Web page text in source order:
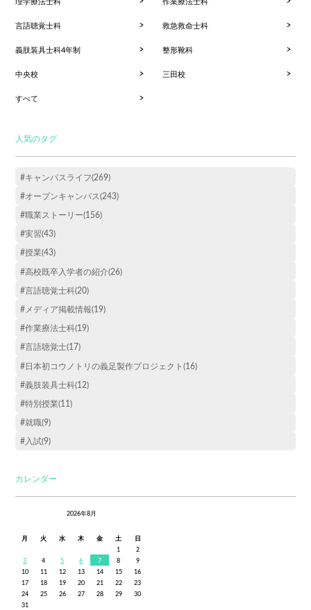
言語聴覚士科 救急救命士科
義肢装具士科4年制 整形靴科
中央校 三田校
すべて
人気のタグ
#キャンパスライフ(269)
#オープンキャンパス(243)
#職業ストーリー(156)
#実習(43)
#授業(43)
#高校既卒入学者の紹介(26)
#言語聴覚士科(20)
#メディア掲載情報(19)
#作業療法士科(19)
#言語聴覚士(17)
#日本初コウノトリの義足製作プロジェクト(16)
#義肢装具士科(12)
#特別授業(11)
#就職(9)
#入試(9)
カレンダー
2026年8月
月 火 水 木 金 土
日
1
2
3
4 5 6 7 8
9
10
11 12 13 14 15
16
17
18 19 20 21 22
23
24
25 26 27 28 29
30
31